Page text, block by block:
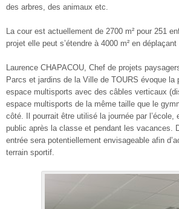
des arbres, des animaux etc.
La cour est actuellement de 2700 m² pour 251
projet elle peut s’étendre à 4000 m² en
Laurence CHAPACOU, Chef de projets
Parcs et jardins de la Ville de TOURS évoque la
espace multisports avec des câbles verticaux
espace multisports de la même taille que le
côté. Il pourrait être utilisé la journée par l’école,
public après la classe et pendant les vacances.
entrée sera potentiellement envisageable afin
terrain sportif.